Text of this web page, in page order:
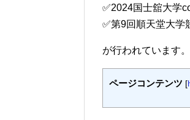
✅2024国士舘大学
✅第9回順天堂大学
が行われています。
ページコンテンツ [